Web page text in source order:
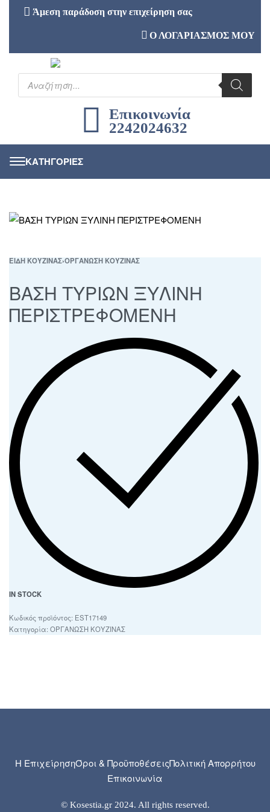
Άμεση παράδοση στην επιχείρηση σας
Ο ΛΟΓΑΡΙΑΣΜΟΣ ΜΟΥ
Επικοινωνία
2242024632
ΕΙΔΗ ΚΟΥΖΙΝΑΣ›ΟΡΓΑΝΩΣΗ ΚΟΥΖΙΝΑΣ
ΒΑΣΗ ΤΥΡΙΩΝ ΞΥΛΙΝΗ
ΠΕΡΙΣΤΡΕΦΟΜΕΝΗ
IN STOCK
EST17149
Κατηγορία: ΟΡΓΑΝΩΣΗ ΚΟΥΖΙΝΑΣ
Η ΕπιχείρησηΌροι & ΠροϋποθέσειςΠολιτική Απορρήτου
Επικοινωνία
© Kosestia.gr 2024. All rights reserved.